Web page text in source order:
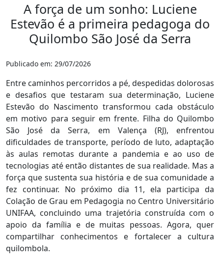
A força de um sonho: Luciene
Estevão é a primeira pedagoga do
Quilombo São José da Serra
Publicado em: 29/07/2026
Entre caminhos percorridos a pé, despedidas dolorosas
e desafios que testaram sua determinação, Luciene
Estevão do Nascimento transformou cada obstáculo
em motivo para seguir em frente. Filha do Quilombo
São José da Serra, em Valença (RJ), enfrentou
dificuldades de transporte, período de luto, adaptação
às aulas remotas durante a pandemia e ao uso de
tecnologias até então distantes de sua realidade. Mas a
força que sustenta sua história e de sua comunidade a
fez continuar. No próximo dia 11, ela participa da
Colação de Grau em Pedagogia no Centro Universitário
UNIFAA, concluindo uma trajetória construída com o
apoio da família e de muitas pessoas. Agora, quer
compartilhar conhecimentos e fortalecer a cultura
quilombola.